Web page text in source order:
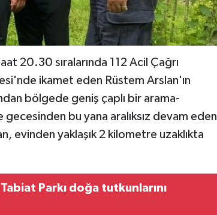
20.30 sıralarında 112 Acil Çağrı
ikamet eden Rüstem Arslan'ın
bölgede geniş çaplı bir arama-
bu yana aralıksız devam eden
evinden yaklaşık 2 kilometre uzaklıkta
Parkı doğa tutkunlarını